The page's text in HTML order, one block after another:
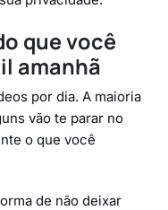
que você
amanhã
por dia. A maioria
vão te parar no
o que você
de não deixar